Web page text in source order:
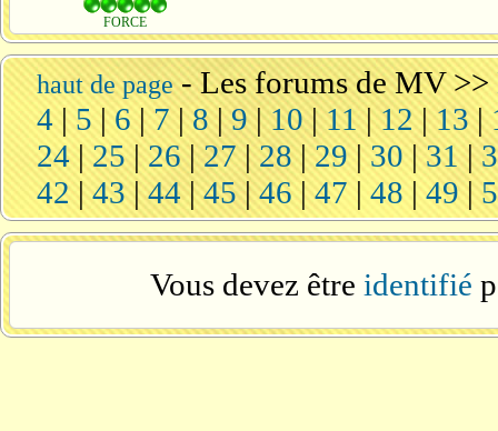
FORCE
haut de page-Les forums de MV>>
4 |5 |6|7 |8|9|10|11| 12|13|
24|25|26|27|28|29|30|31|
42|43|44|45|46|47 |48 |49|
Vous devez être identifié